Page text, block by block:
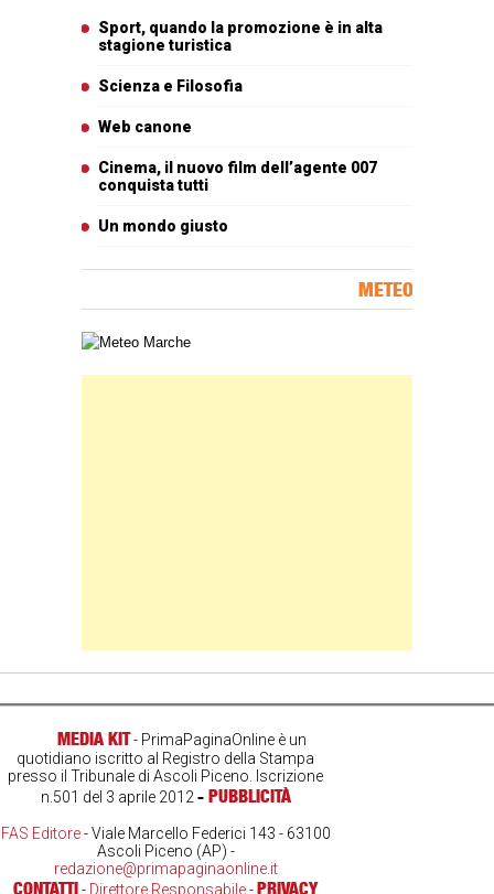
Sport, quando la promozione è in alta
stagione turistica
Scienza e Filosofia
Web canone
Cinema, il nuovo film dell’agente 007
conquista tutti
Un mondo giusto
METEO
Carta meteorologica delle Marche
MEDIA KIT- PrimaPaginaOnline è un
quotidiano iscritto al Registro della Stampa
presso il Tribunale di Ascoli Piceno. Iscrizione
n.501 del 3 aprile 2012- PUBBLICITÀ
FAS Editore- Viale Marcello Federici 143 - 63100
Ascoli Piceno (AP) -
redazione@primapaginaonline.it
CONTATTI- Direttore Responsabile-PRIVACY